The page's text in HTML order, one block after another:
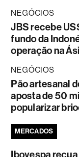
NEGÓCIOS
JBS recebe
fundo da
operação na
NEGÓCIOS
Pão artesanal
aposta de 50
popularizar
MERCADOS
Ibovespa